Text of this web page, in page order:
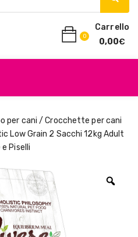
0
Carrello
0,00€
per cani /Crocchette per cani
Low Grain 2 Sacchi 12kg Adult
Piselli